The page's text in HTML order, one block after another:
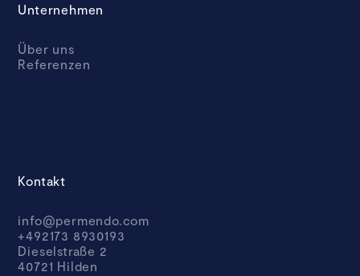
Unternehmen
Über uns
Referenzen
Kontakt
info@permendo.com
+492173 8930193
Dieselstraße 2
40721 Hilden